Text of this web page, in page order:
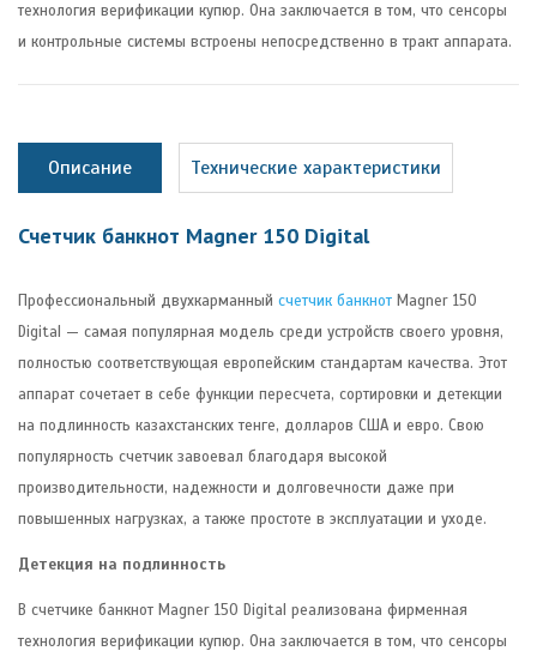
технология верификации купюр. Она заключается в том, что сенсоры
и контрольные системы встроены непосредственно в тракт аппарата.
Описание Технические характеристики
Счетчик банкнот Magner 150 Digital
Профессиональный двухкарманный счетчик банкнот Magner 150
Digital — самая популярная модель среди устройств своего уровня,
полностью соответствующая европейским стандартам качества. Этот
аппарат сочетает в себе функции пересчета, сортировки и детекции
на подлинность казахстанских тенге, долларов США и евро. Свою
популярность счетчик завоевал благодаря высокой
производительности, надежности и долговечности даже при
повышенных нагрузках, а также простоте в эксплуатации и уходе.
Детекция на подлинность
В счетчике банкнот Magner 150 Digital реализована фирменная
технология верификации купюр. Она заключается в том, что сенсоры